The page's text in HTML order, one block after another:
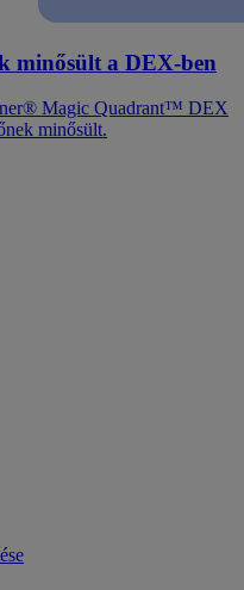
minősült a DEX-ben
Magic Quadrant™ DEX
minősült.